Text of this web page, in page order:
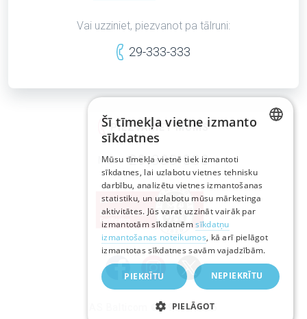
Vai uzziniet, piezvanot pa tālruni:
29-333-333
PIEZVANIET MUMS
Mob.: 29-333-333
AS Balticom © 1999—2026
RUSSIAN
ENGLISH
Šī tīmekļa vietne izmanto
sīkdatnes
Mūsu tīmekļa vietnē tiek izmantoti
sīkdatnes, lai uzlabotu vietnes tehnisku
darbību, analizētu vietnes izmantošanas
statistiku, un uzlabotu mūsu mārketinga
aktivitātes. Jūs varat uzzināt vairāk par
izmantotām sīkdatnēmsīkdatņu
izmantošanas noteikumos, kā arī pielāgot
izmantotas sīkdatnes savām vajadzībām.
PIEKRĪTU NEPIEKRĪTU
PIELĀGOT